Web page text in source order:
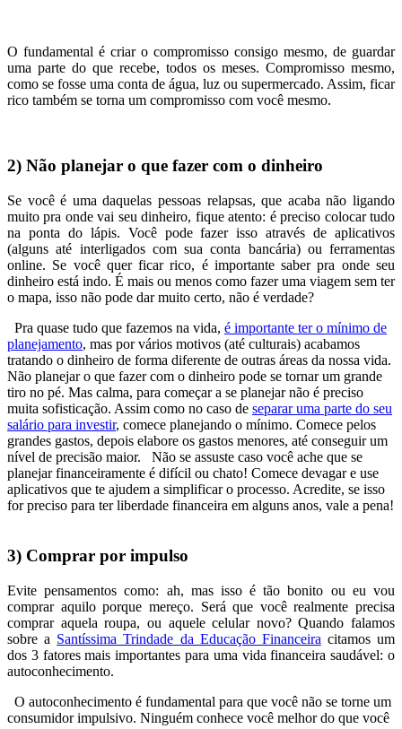
O fundamental é criar o compromisso consigo mesmo, de guardar
uma parte do que recebe, todos os meses. Compromisso mesmo,
como se fosse uma conta de água, luz ou supermercado. Assim, ficar
rico também se torna um compromisso com você mesmo.
2) Não planejar o que fazer com o dinheiro
Se você é uma daquelas pessoas relapsas, que acaba não ligando
muito pra onde vai seu dinheiro, fique atento: é preciso colocar tudo
na ponta do lápis. Você pode fazer isso através de aplicativos
(alguns até interligados com sua conta bancária) ou ferramentas
online. Se você quer ficar rico, é importante saber pra onde seu
dinheiro está indo. É mais ou menos como fazer uma viagem sem ter
o mapa, isso não pode dar muito certo, não é verdade?
Pra quase tudo que fazemos na vida, é importante ter o mínimo de
planejamento, mas por vários motivos (até culturais) acabamos
tratando o dinheiro de forma diferente de outras áreas da nossa vida.
Não planejar o que fazer com o dinheiro pode se tornar um grande
tiro no pé. Mas calma, para começar a se planejar não é preciso
muita sofisticação. Assim como no caso de separar uma parte do seu
salário para investir, comece planejando o mínimo. Comece pelos
grandes gastos, depois elabore os gastos menores, até conseguir um
nível de precisão maior. Não se assuste caso você ache que se
planejar financeiramente é difícil ou chato! Comece devagar e use
aplicativos que te ajudem a simplificar o processo. Acredite, se isso
for preciso para ter liberdade financeira em alguns anos, vale a pena!
3) Comprar por impulso
Evite pensamentos como: ah, mas isso é tão bonito ou eu vou
comprar aquilo porque mereço. Será que você realmente precisa
comprar aquela roupa, ou aquele celular novo? Quando falamos
sobre a Santíssima Trindade da Educação Financeira citamos um
dos 3 fatores mais importantes para uma vida financeira saudável: o
autoconhecimento.
O autoconhecimento é fundamental para que você não se torne um
consumidor impulsivo. Ninguém conhece você melhor do que você